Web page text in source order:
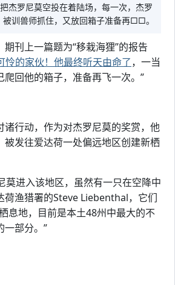
杰罗尼莫空投在着陆场，每一次，杰罗
被训兽师抓住，又放回箱子准备再□□。
刊上一篇题为“移栽海狸”的报告
怜的家伙！他最终听天由命了，一当
回他的箱子，准备再飞一次。”
诸行动，作为对杰罗尼莫的奖赏，他
被发往爱达荷一处偏远地区创建新栖
莫进入该地区，虽然有一只在空降中
荷渔猎署的Steve Liebenthal，它们
息地，目前是本土48州中最大的不
一部分。”